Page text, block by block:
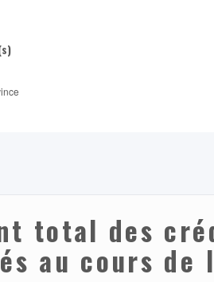
total des
au cours de